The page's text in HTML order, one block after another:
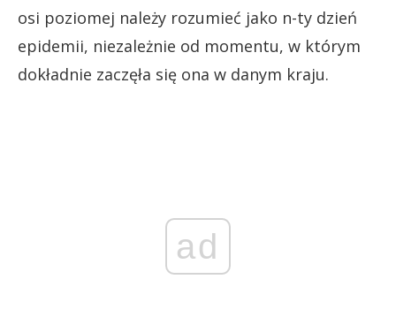
osi poziomej należy rozumieć jako n-ty dzień
epidemii, niezależnie od momentu, w którym
dokładnie zaczęła się ona w danym kraju.
ad